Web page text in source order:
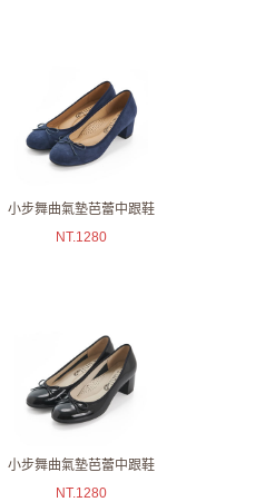
小步舞曲氣墊芭蕾中跟鞋
NT.1280
小步舞曲氣墊芭蕾中跟鞋
NT.1280